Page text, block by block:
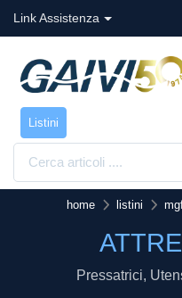
Link Assistenza
Listini
home listini
Pressatrici,